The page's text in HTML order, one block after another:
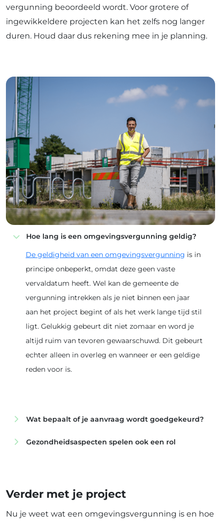
vergunning beoordeeld wordt. Voor grotere of
ingewikkeldere projecten kan het zelfs nog langer
duren. Houd daar dus rekening mee in je planning.
Hoe lang is een omgevingsvergunning geldig?
De geldigheid van een omgevingsvergunning is in
principe onbeperkt, omdat deze geen vaste
vervaldatum heeft. Wel kan de gemeente de
vergunning intrekken als je niet binnen een jaar
aan het project begint of als het werk lange tijd stil
ligt. Gelukkig gebeurt dit niet zomaar en word je
altijd ruim van tevoren gewaarschuwd. Dit gebeurt
echter alleen in overleg en wanneer er een geldige
reden voor is.
Wat bepaalt of je aanvraag wordt goedgekeurd?
Gezondheidsaspecten spelen ook een rol
Verder met je project
Nu je weet wat een omgevingsvergunning is en hoe